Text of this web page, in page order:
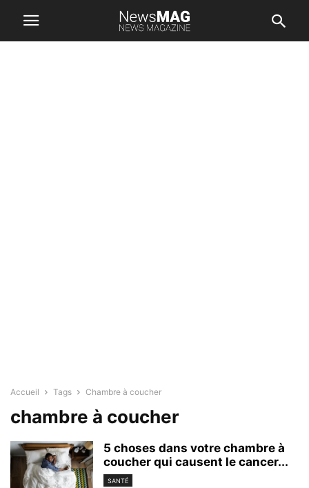
Accueil Tags Chambre à coucher
chambre à coucher
5 choses dans votre chambre à
coucher qui causent le cancer...
SANTÉ